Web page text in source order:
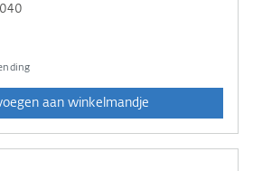
aan winkelmandje